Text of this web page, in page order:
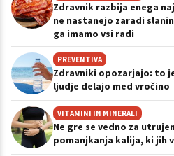
Zdravnik razbija enega
ne nastanejo zaradi
ga imamo vsi radi
PREVENTIVA
Zdravniki opozarjajo: to
ljudje delajo med vročino
VITAMINI IN MINERALI
Ne gre se vedno za
pomanjkanja kalija, ki jih